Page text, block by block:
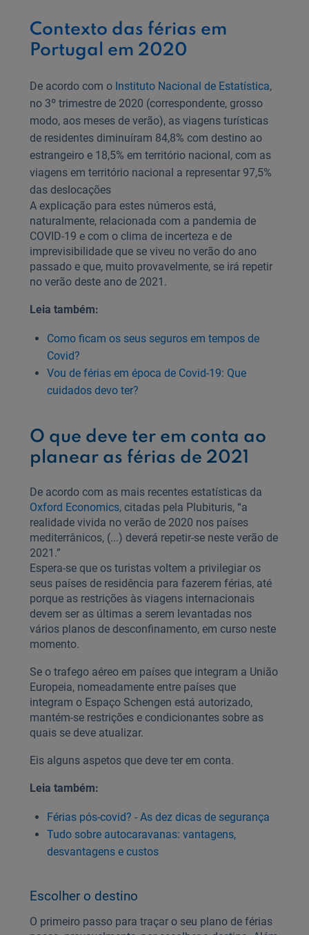
Contexto das férias em
Portugal em 2020
De acordo com o Instituto Nacional de Estatística,
no 3º trimestre de 2020 (correspondente, grosso
modo, aos meses de verão), as viagens turísticas
de residentes diminuíram 84,8% com destino ao
estrangeiro e 18,5% em território nacional, com as
viagens em território nacional a representar 97,5%
das deslocações
A explicação para estes números está,
naturalmente, relacionada com a pandemia de
COVID-19 e com o clima de incerteza e de
imprevisibilidade que se viveu no verão do ano
passado e que, muito provavelmente, se irá repetir
no verão deste ano de 2021.
Leia também:
Como ficam os seus seguros em tempos de
Covid?
Vou de férias em época de Covid-19: Que
cuidados devo ter?
O que deve ter em conta ao
planear as férias de 2021
De acordo com as mais recentes estatísticas da
Oxford Economics, citadas pela Plubituris, “a
realidade vivida no verão de 2020 nos países
mediterrânicos, (...) deverá repetir-se neste verão de
2021.”
Espera-se que os turistas voltem a privilegiar os
seus países de residência para fazerem férias, até
porque as restrições às viagens internacionais
devem ser as últimas a serem levantadas nos
vários planos de desconfinamento, em curso neste
momento.
Se o trafego aéreo em países que integram a União
Europeia, nomeadamente entre países que
integram o Espaço Schengen está autorizado,
mantém-se restrições e condicionantes sobre as
quais se deve atualizar.
Eis alguns aspetos que deve ter em conta.
Leia também:
Férias pós-covid? - As dez dicas de segurança
Tudo sobre autocaravanas: vantagens,
desvantagens e custos
Escolher o destino
O primeiro passo para traçar o seu plano de férias